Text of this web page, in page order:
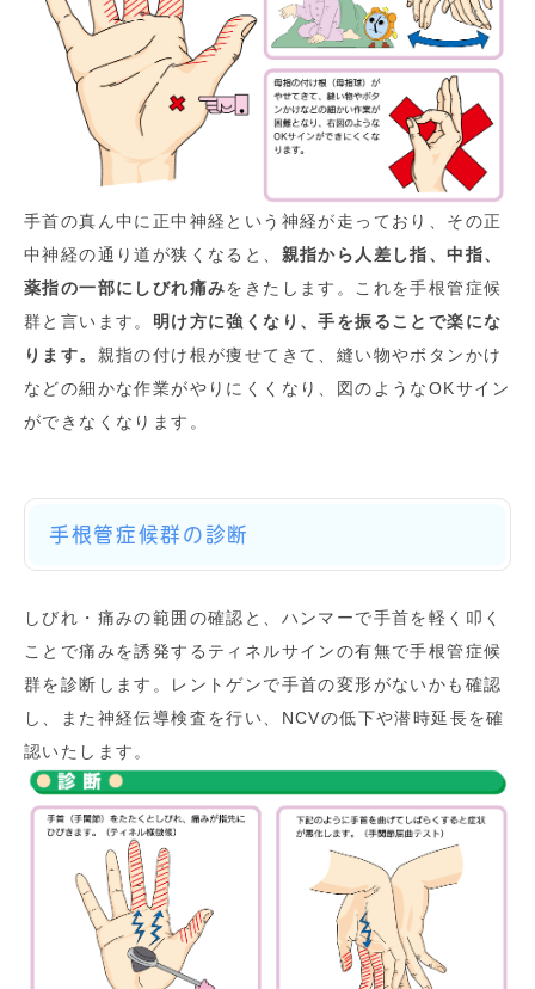
手首の真ん中に正中神経という神経が走っており、その正
中神経の通り道が狭くなると、 親指から人差し指、中指、
薬指の一部にしびれ痛みをきたします。これを手根管症候
群と言います。 明け方に強くなり、手を振ることで楽にな
ります。 親指の付け根が痩せてきて、縫い物やボタンかけ
などの細かな作業がやりにくくなり、図のようなOKサイン
ができなくなります。
手根管症候群の診断
しびれ・痛みの範囲の確認と、ハンマーで手首を軽く叩く
ことで痛みを誘発するティネルサインの有無で手根管症候
群を診断します。レントゲンで手首の変形がないかも確認
し、また神経伝導検査を行い、NCVの低下や潜時延長を確
認いたします。